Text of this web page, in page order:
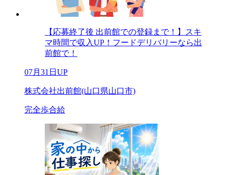
【応募終了後 出前館での登録まで！】スキ
マ時間で収入UP！フードデリバリーなら出
前館で！
07月31日UP
株式会社出前館(山口県山口市)
完全歩合給